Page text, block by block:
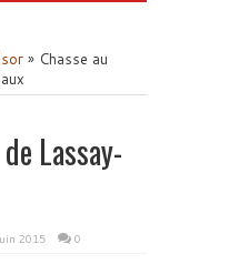
» Chasse au
Lassay-
2015 0